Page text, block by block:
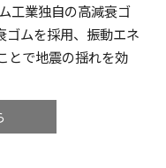
工業独自の高減衰ゴ
ゴムを採用、振動エネ
とで地震の揺れを効